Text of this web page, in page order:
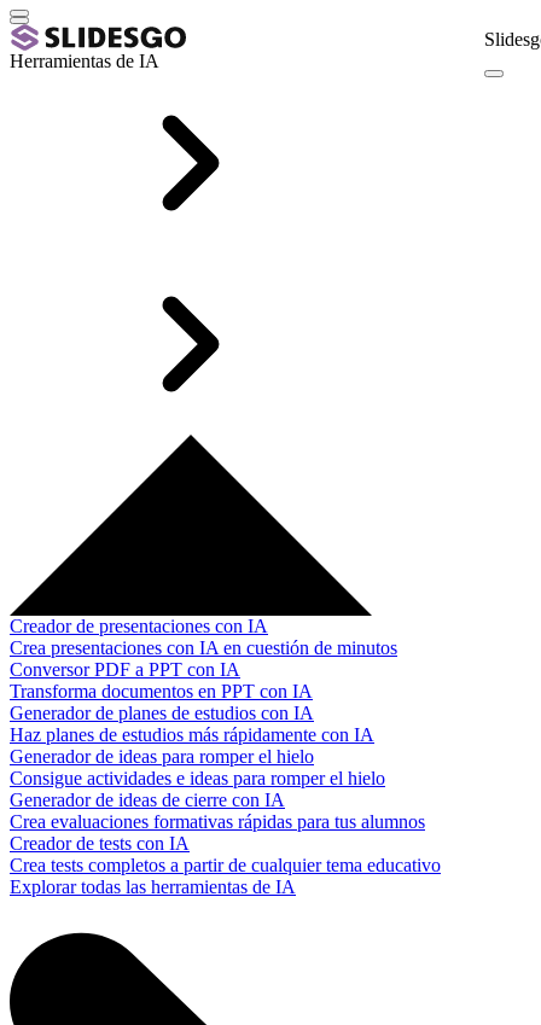
Herramientas de IA
Creador de presentaciones con IA
Crea presentaciones con IA en cuestión de minutos
Conversor PDF a PPT con IA
Transforma documentos en PPT con IA
Generador de planes de estudios con IA
Haz planes de estudios más rápidamente con IA
Generador de ideas para romper el hielo
Consigue actividades e ideas para romper el hielo
Generador de ideas de cierre con IA
Crea evaluaciones formativas rápidas para tus alumnos
Creador de tests con IA
Crea tests completos a partir de cualquier tema educativo
Explorar todas las herramientas de IA